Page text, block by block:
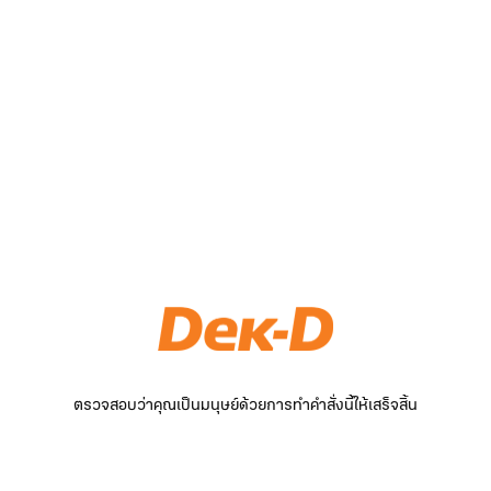
ตรวจสอบว่าคุณเป็นมนุษย์ด้วยการทำคำสั่งนี้ให้เสร็จสิ้น